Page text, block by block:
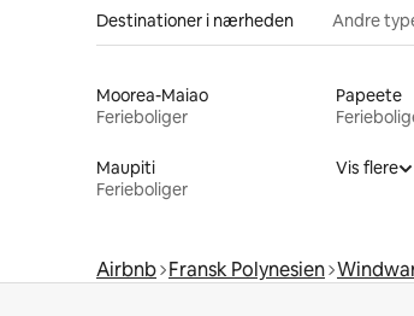
Destinationer i nærheden Andre
Moorea-Maiao
Ferieboliger
Papeete
Maupiti
Ferieboliger
Vis flere
Airbnb Fransk Polynesien